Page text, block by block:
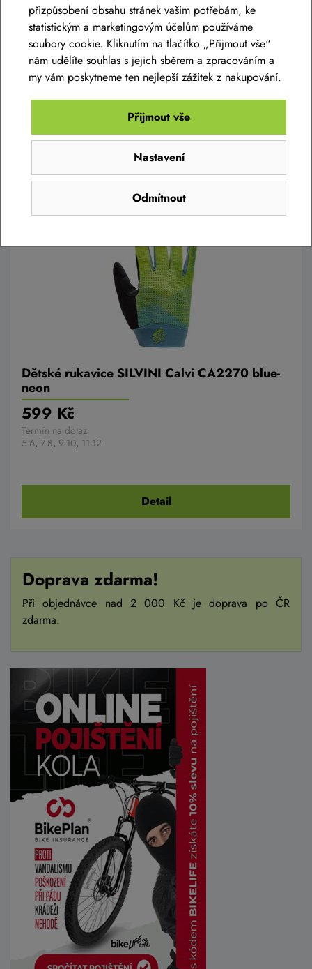
Cyklistické rukavice R2 VOSKA ATR08Z
199 Kč
Termín na dotaz
,4
Detail
Dětské rukavice SILVINI Calvi CA2270 blue-
neon
599 Kč
Termín na dotaz
5-6, 7-8, 9-10, 11-12
Detail
Doprava zdarma!
Při objednávce nad 2 000 Kč je doprava po ČR
zdarma.
přizpůsobení obsahu stránek vašim potřebám, ke
statistickým a marketingovým účelům používáme
soubory cookie. Kliknutím na tlačítko „Přijmout vše“
nám udělíte souhlas s jejich sběrem a zpracováním a
my vám poskytneme ten nejlepší zážitek z nakupování.
Odmítnout
Nastavení
Přijmout vše